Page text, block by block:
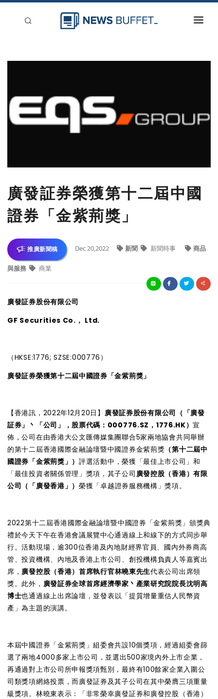
刊登
廣發証券榮獲第十二屆中國
證券「金紫荊獎」
推廣新聞稿 Dec 20,2022 新聞 新聞時事 商品
與服務 商業
廣發証券股份有限公司
GF Securities Co.， Ltd.
（HKSE:1776; SZSE:000776）
廣發証券榮獲第十二屆中國證券「金紫荊獎」
【香港訊，2022年12月20日】 廣發証券股份有限公司（「廣發
証券」丶「公司」，股票代碼：000776.SZ，1776.HK）宣
佈，公司在由香港大公文匯傳媒集團聯合5家兩地協會共同舉辦
的第十二屆香港國際金融論壇暨中國證券金紫荊獎 （第十二屆中
國證券「金紫荊獎」） 評選活動中，榮獲「最佳上市公司」和
「最佳投資者關係管理」獎項，其子公司廣發控股（香港）有限
公司（「廣發香港」） 榮獲「卓越證券服務機構」獎項。
2022第十二屆香港國際金融論壇暨中國證券「金紫荊獎」頒獎典
禮於今天下午在香港會議展覽中心通過線上和線下的方式同步舉
行。活動現場，逾300位香港及內地財經界官員、國內外券商高
管、投資機構、內地及香港上市公司、創投機構負責人等嘉賓出
席，廣發控股（香港）首席執行官林曉東先生代表公司出席領
獎。此外， 廣發証券全球首席經濟學家丶產業研究院院長沈明高
博士也通過線上出席論壇，並發表以「提質增量重估人民幣資
產」為主題的演講。
本屆中國證券「金紫荊獎」組委會共設10個獎項，經過組委會篩
選了兩地4000多家上市公司，並選出500家境內外上市企業，
再通過對上市公司所申報獎項甄別，最終有100餘家企業入圍公
司類獎項網絡投票，而廣發証券及其子公司在其中榮膺三項重量
級獎項。林曉東表示：「非常榮幸廣發証券和廣發控股（香港）